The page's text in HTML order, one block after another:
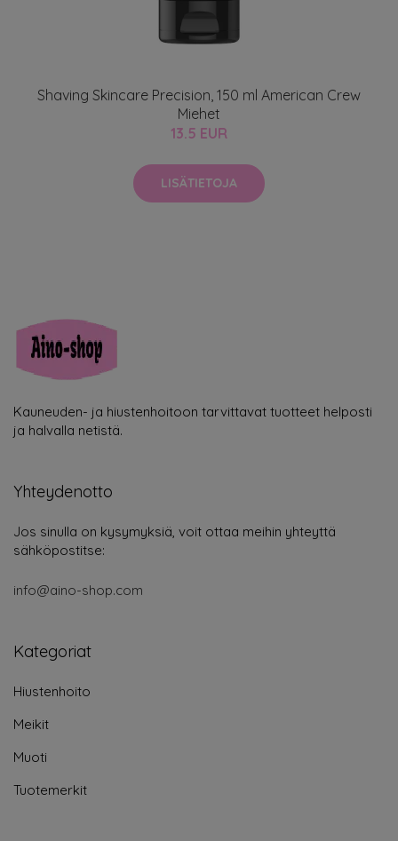
Shaving Skincare Precision, 150 ml American Crew
Miehet
13.5 EUR
LISÄTIETOJA
Kauneuden- ja hiustenhoitoon tarvittavat tuotteet helposti
ja halvalla netistä.
Yhteydenotto
Jos sinulla on kysymyksiä, voit ottaa meihin yhteyttä
sähköpostitse:
info@aino-shop.com
Kategoriat
Hiustenhoito
Meikit
Muoti
Tuotemerkit